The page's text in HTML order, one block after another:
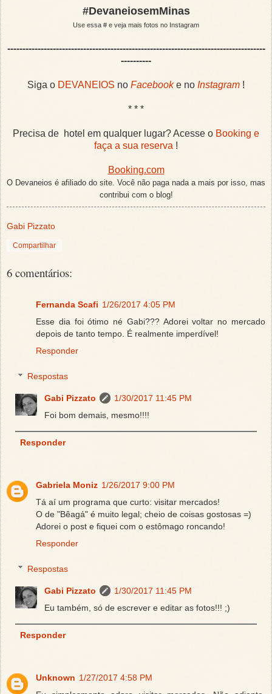
#DevaneiosemMinas
Use essa # e veja mais fotos no Instagram
-------------------------------------------------------------------------------------
----------
Siga o DEVANEIOS no Facebooke no Instagram !
* * *
Precisa de hotel em qualquer lugar? Acesse o Booking e
faça a sua reserva !
Booking.com
O Devaneios é afiliado do site. Você não paga nada a mais por isso, mas
contribui com o blog!
Gabi Pizzato
Compartilhar
6 comentários:
Fernanda Scafi 1/26/2017 4:05 PM
Esse dia foi ótimo né Gabi??? Adorei voltar no mercado
depois de tanto tempo. É realmente imperdível!
Responder
Respostas
Gabi Pizzato
1/30/2017 11:45 PM
Foi bom demais, mesmo!!!!
Responder
Gabriela Moniz 1/26/2017 9:00 PM
Tá aí um programa que curto: visitar mercados!
O de "Bêagá" é muito legal; cheio de coisas gostosas =)
Adorei o post e fiquei com o estômago roncando!
Responder
Respostas
Gabi Pizzato
1/30/2017 11:45 PM
Eu também, só de escrever e editar as fotos!!! ;)
Responder
Unknown 1/27/2017 4:58 PM